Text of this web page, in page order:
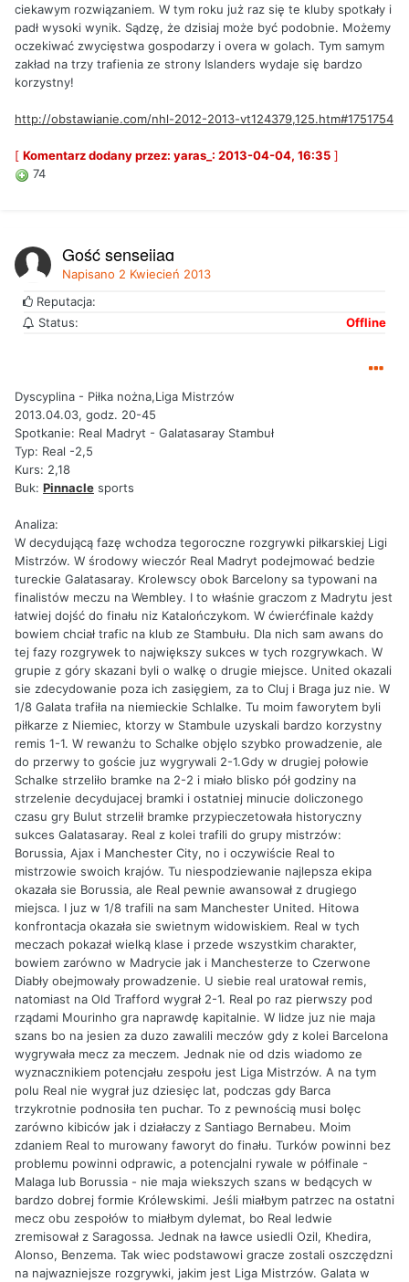
ciekawym rozwiązaniem. W tym roku już raz się te kluby spotkały i
padł wysoki wynik. Sądzę, że dzisiaj może być podobnie. Możemy
oczekiwać zwycięstwa gospodarzy i overa w golach. Tym samym
zakład na trzy trafienia ze strony Islanders wydaje się bardzo
korzystny!
http://obstawianie.com/nhl-2012-2013-vt124379,125.htm#1751754
[ Komentarz dodany przez: yaras_: 2013-04-04, 16:35 ]
74
Gość sensejjag
Napisano 2 Kwiecień 2013
Reputacja:
Status:
Offline
Dyscyplina - Piłka nożna,Liga Mistrzów
2013.04.03, godz. 20-45
Spotkanie: Real Madryt - Galatasaray Stambuł
Typ: Real -2,5
Kurs: 2,18
Buk: Pinnacle sports
Analiza:
W decydującą fazę wchodza tegoroczne rozgrywki piłkarskiej Ligi
Mistrzów. W środowy wieczór Real Madryt podejmować bedzie
tureckie Galatasaray. Krolewscy obok Barcelony sa typowani na
finalistów meczu na Wembley. I to właśnie graczom z Madrytu jest
łatwiej dojść do finału niz Katalończykom. W ćwierćfinale każdy
bowiem chciał trafic na klub ze Stambułu. Dla nich sam awans do
tej fazy rozgrywek to największy sukces w tych rozgrywkach. W
grupie z góry skazani byli o walkę o drugie miejsce. United okazali
sie zdecydowanie poza ich zasięgiem, za to Cluj i Braga juz nie. W
1/8 Galata trafiła na niemieckie Schlalke. Tu moim faworytem byli
piłkarze z Niemiec, ktorzy w Stambule uzyskali bardzo korzystny
remis 1-1. W rewanżu to Schalke objęlo szybko prowadzenie, ale
do przerwy to goście juz wygrywali 2-1.Gdy w drugiej połowie
Schalke strzeliło bramke na 2-2 i miało blisko pół godziny na
strzelenie decydujacej bramki i ostatniej minucie doliczonego
czasu gry Bulut strzelił bramke przypieczetowała historyczny
sukces Galatasaray. Real z kolei trafili do grupy mistrzów:
Borussia, Ajax i Manchester City, no i oczywiście Real to
mistrzowie swoich krajów. Tu niespodziewanie najlepsza ekipa
okazała sie Borussia, ale Real pewnie awansował z drugiego
miejsca. I juz w 1/8 trafili na sam Manchester United. Hitowa
konfrontacja okazała sie swietnym widowiskiem. Real w tych
meczach pokazał wielką klase i przede wszystkim charakter,
bowiem zarówno w Madrycie jak i Manchesterze to Czerwone
Diabły obejmowały prowadzenie. U siebie real uratował remis,
natomiast na Old Trafford wygrał 2-1. Real po raz pierwszy pod
rządami Mourinho gra naprawdę kapitalnie. W lidze juz nie maja
szans bo na jesien za duzo zawalili meczów gdy z kolei Barcelona
wygrywała mecz za meczem. Jednak nie od dzis wiadomo ze
wyznacznikiem potencjału zespołu jest Liga Mistrzów. A na tym
polu Real nie wygrał juz dziesięc lat, podczas gdy Barca
trzykrotnie podnosiła ten puchar. To z pewnością musi bolęc
zarówno kibiców jak i działaczy z Santiago Bernabeu. Moim
zdaniem Real to murowany faworyt do finału. Turków powinni bez
problemu powinni odprawic, a potencjalni rywale w półfinale -
Malaga lub Borussia - nie maja wiekszych szans w bedących w
bardzo dobrej formie Królewskimi. Jeśli miałbym patrzec na ostatni
mecz obu zespołów to miałbym dylemat, bo Real ledwie
zremisował z Saragossa. Jednak na ławce usiedli Ozil, Khedira,
Alonso, Benzema. Tak wiec podstawowi gracze zostali oszczędzni
na najwazniejsze rozgrywki, jakim jest Liga Mistrzów. Galata w